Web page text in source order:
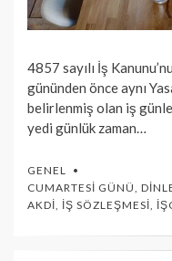
4857 sayılı İş
gününden önce aynı
belirlenmiş olan iş
yedi günlük zaman…
GENEL
CUMARTESI GÜNÜ
AKDI İŞ SÖZLEŞMESI